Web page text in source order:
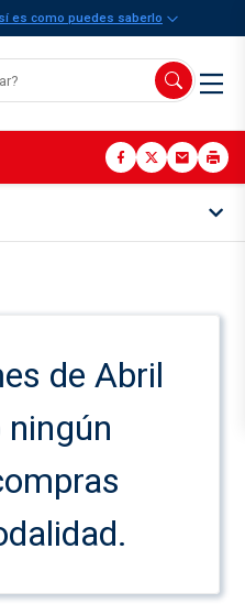
es como puedes saberlo
de Abril
ningún